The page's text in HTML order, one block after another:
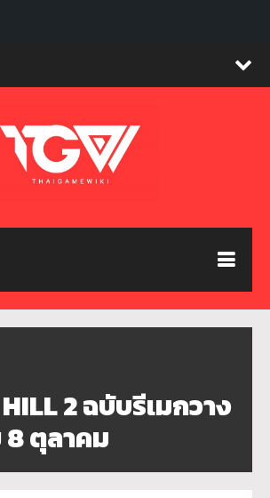
2 ฉบับรีเมกวาง
8 ตุลาคม